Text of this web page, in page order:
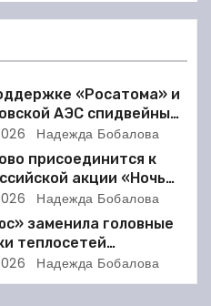
«Росатома» и
АЭС спидвейный
обновил
техническую
Надежда Бобалова
присоединится к
акции «Ночь
Надежда Бобалова
заменила головные
теплосетей
ТЭЦ-4 для
отопления
Надежда Бобалова